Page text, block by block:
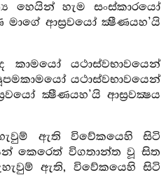
හෙයින් හැම සංස්කාරයෝ
ආස්‍රවයෝ ක්‍ෂීණයහ’යි
යථාස්වභාවයෙන්
යථාස්වභාවයෙන්
ක්‍ෂීණයහ’යි ආස්‍රවක්‍ෂය
ඇති විවේකයෙහි සිටි
කෙරෙත් විගතාන්ත වූ සිත
ඇති, විවේකයෙහි සිටි